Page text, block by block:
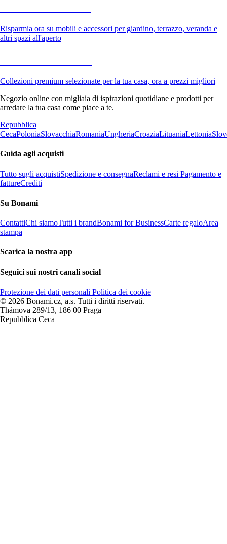
Risparmia ora su mobili e accessori per giardino, terrazzo, veranda e
altri spazi all'aperto
Collezioni premium selezionate per la tua casa, ora a prezzi migliori
Negozio online con migliaia di ispirazioni quotidiane e prodotti per
arredare la tua casa come piace a te.
Repubblica
CecaPoloniaSlovacchiaRomaniaUngheriaCroaziaLituaniaLettonia
Guida agli acquisti
Tutto sugli acquistiSpedizione e consegnaReclami e resi Pagamento e
fattureCrediti
Su Bonami
ContattiChi siamoTutti i brandBonami for BusinessCarte regaloArea
stampa
Scarica la nostra app
Seguici sui nostri canali social
Protezione dei dati personali Politica dei cookie
© 2026 Bonami.cz, a.s. Tutti i diritti riservati.
Thámova 289/13, 186 00 Praga
Repubblica Ceca